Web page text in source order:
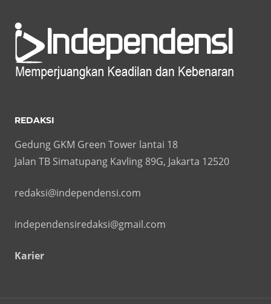
REDAKSI
Gedung GKM Green Tower lantai 18
Jalan TB Simatupang Kavling 89G, Jakarta 12520
redaksi@independensi.com
independensiredaksi@gmail.com
Karier